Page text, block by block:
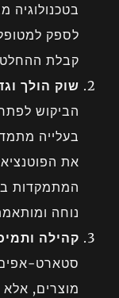
בטכנולוגיה
לספק
קבלת
שוק הולך
הביקוש
בעלייה
את
המתמקדות
נוחה
קהילה
סטארט-אפים
מוצרים, אלא